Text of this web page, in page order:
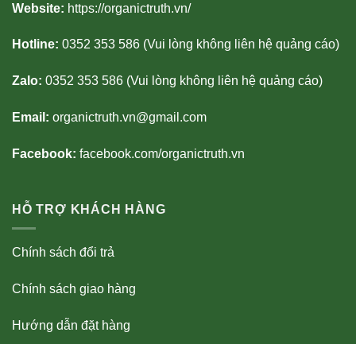
Website: https://organictruth.vn/
Hotline: 0352 353 586 (Vui lòng không liên hệ quảng cáo)
Zalo: 0352 353 586 (Vui lòng không liên hệ quảng cáo)
Email: organictruth.vn@gmail.com
Facebook: facebook.com/organictruth.vn
HỖ TRỢ KHÁCH HÀNG
Chính sách đổi trả
Chính sách giao hàng
Hướng dẫn đặt hàng